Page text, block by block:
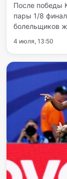
После победы
пары 1/8
болельщиков
первом
4 июля, 13:50